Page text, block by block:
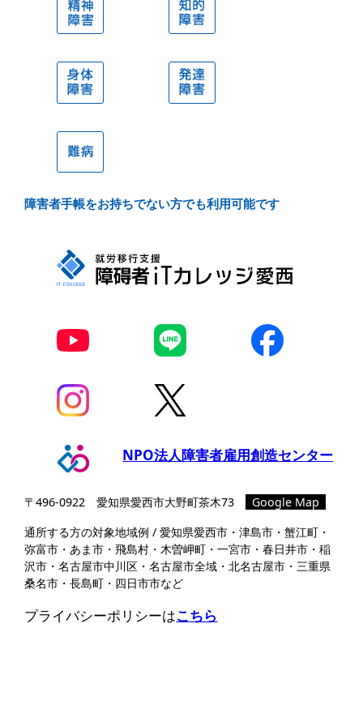
精神障
害
知的障
害
身体障
害
発達障
害
難病
障害者手帳をお持ちでない方でも利用可能です
NPO法人障害者雇用創造センター
〒496-0922 愛知県愛⻄市⼤野町茶⽊73
Google Map
通所する方の対象地域例 / 愛知県愛西市・津島市・蟹江町・
弥富市・あま市・飛島村・木曽岬町・一宮市・春日井市・稲
沢市・名古屋市中川区・名古屋市全域・北名古屋市・三重県
桑名市・長島町・四日市市など
プライバシーポリシーはこちら